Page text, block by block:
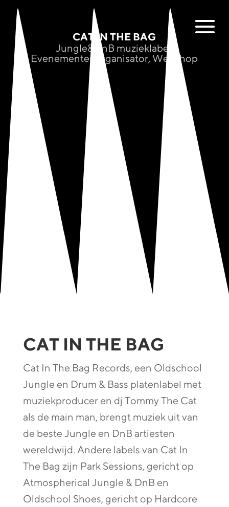
CAT IN THE BAG
Jungle&DnB muzieklabel,
Evenementenorganisator, Webshop
CAT IN THE BAG
Cat In The Bag Records, een Oldschool
Jungle en Drum & Bass platenlabel met
muziekproducer en dj Tommy The Cat
als de main man, brengt muziek uit van
de beste Jungle en DnB artiesten
wereldwijd. Andere labels van Cat In
The Bag zijn Park Sessions, gericht op
Atmospherical Jungle & DnB en
Oldschool Shoes, gericht op Hardcore